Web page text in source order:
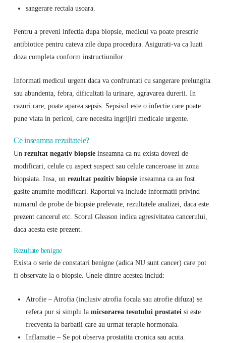
sangerare rectala usoara.
Pentru a preveni infectia dupa biopsie, medicul va poate prescrie
antibiotice pentru cateva zile dupa procedura. Asigurati-va ca luati
doza completa conform instructiunilor.
Informati medicul urgent daca va confruntati cu sangerare prelungita
sau abundenta, febra, dificultati la urinare, agravarea durerii. In
cazuri rare, poate aparea sepsis. Sepsisul este o infectie care poate
pune viata in pericol, care necesita ingrijiri medicale urgente.
Ce inseamna rezultatele?
Un rezultat negativ biopsieinseamna ca nu exista dovezi de
modificari, celule cu aspect suspect sau celule canceroase in zona
biopsiata. Insa, un rezultat pozitiv biopsieinseamna ca au fost
gasite anumite modificari. Raportul va include informatii privind
numarul de probe de biopsie prelevate, rezultatele analizei, daca este
prezent cancerul etc. Scorul Gleason indica agresivitatea cancerului,
daca acesta este prezent.
Rezultate benigne
Exista o serie de constatari benigne (adica NU sunt cancer) care pot
fi observate la o biopsie. Unele dintre acestea includ:
Atrofie – Atrofia (inclusiv atrofia focala sau atrofie difuza) se
refera pur si simplu la micsorarea tesutului prostatei si este
frecventa la barbatii care au urmat terapie hormonala.
Inflamatie – Se pot observa prostatita cronica sau acuta.